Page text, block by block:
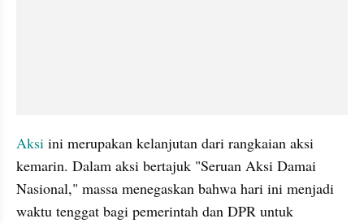
Aksi ini merupakan kelanjutan dari rangkaian aksi
kemarin. Dalam aksi bertajuk "Seruan Aksi Damai
Nasional," massa menegaskan bahwa hari ini menjadi
waktu tenggat bagi pemerintah dan DPR untuk